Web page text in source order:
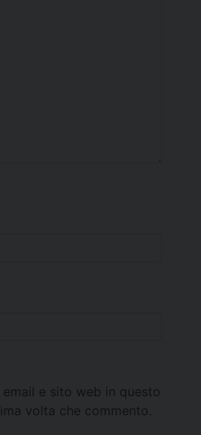
e sito web in questo
volta che commento.